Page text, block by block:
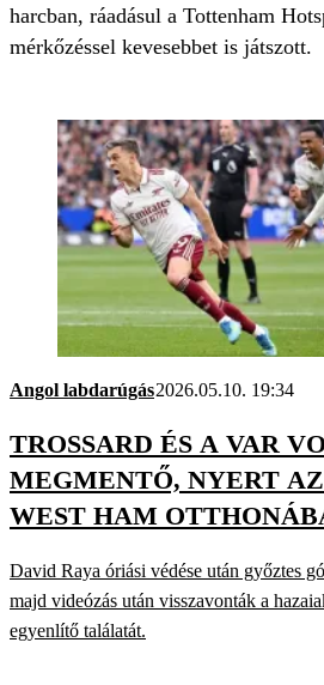
harcban, ráadásul a Tottenham
mérkőzéssel kevesebbet is játszott.
Angol labdarúgás2026.05.10. 19:34
TROSSARD ÉS A VAR
MEGMENTŐ, NYERT
WEST HAM
David Raya óriási védése után győztes
majd videózás után visszavonták a
egyenlítő találatát.